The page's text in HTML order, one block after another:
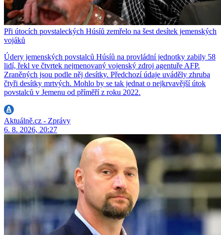
Při útocích povstaleckých Húsíů zemřelo na šest desítek jemenských
vojáků
Údery jemenských povstalců Húsíů na provládní jednotky zabily 58
lidí, řekl ve čtvrtek nejmenovaný vojenský zdroj agentuře AFP.
Zraněných jsou podle něj desítky. Předchozí údaje uváděly zhruba
čtyři desítky mrtvých. Mohlo by se tak jednat o nejkrvavější útok
povstalců v Jemenu od příměří z roku 2022.
Aktuálně.cz - Zprávy
6. 8. 2026, 20:27